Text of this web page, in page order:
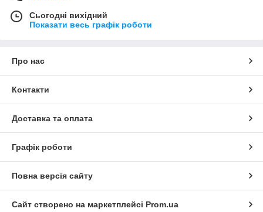
Сьогодні вихідний
Показати весь графік роботи
Про нас
Контакти
Доставка та оплата
Графік роботи
Повна версія сайту
Сайт створено на маркетплейсі Prom.ua